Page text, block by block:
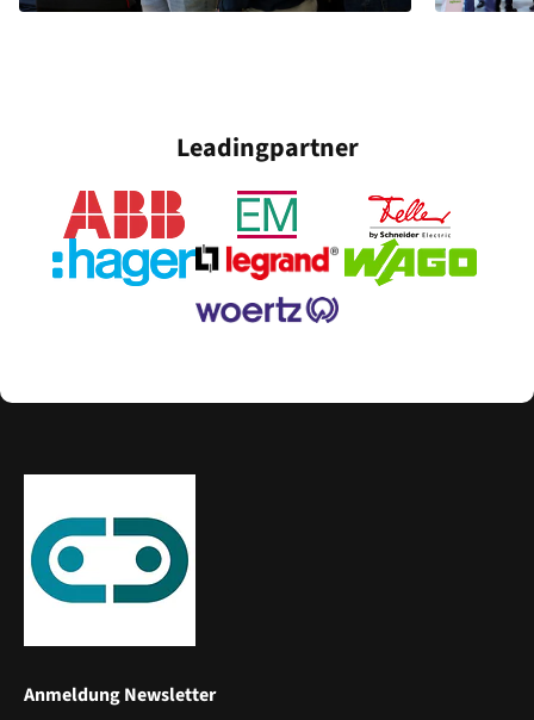
Leadingpartner
Anmeldung Newsletter